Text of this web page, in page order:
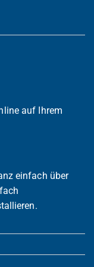
auf Ihrem
einfach über